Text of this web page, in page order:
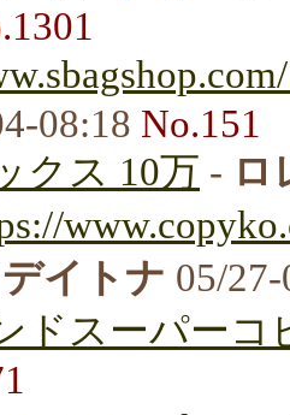
08:18 No.151
クス 10万 - ロ
イトナ 05/
ドスーパーコ